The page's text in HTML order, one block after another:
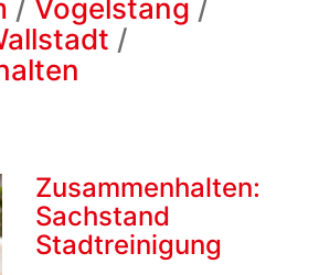
/ Vogelstang /
/
Zusammenhalten:
Sachstand
Stadtreinigung